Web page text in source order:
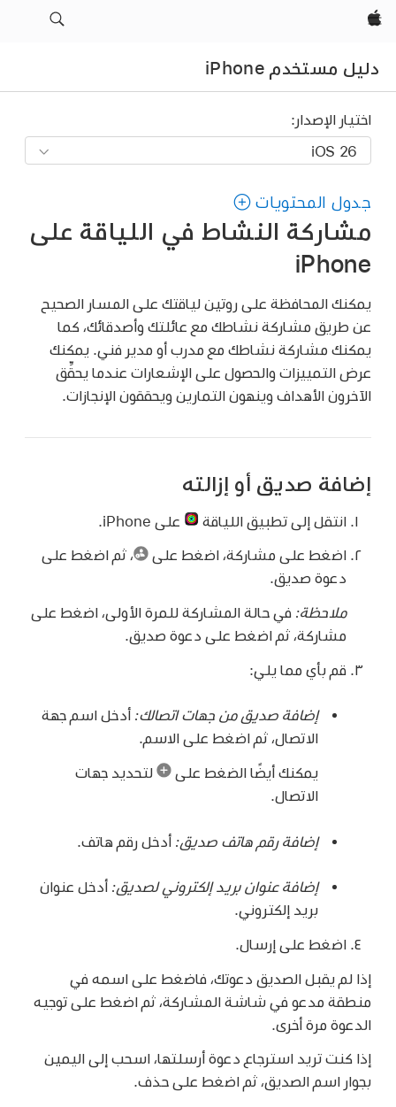
Apple‏
دليل مستخدم iPhone
اختيار الإصدار:
جدول المحتويات
مشاركة النشاط في اللياقة على
iPhone
يمكنك المحافظة على روتين لياقتك على المسار الصحيح
عن طريق مشاركة نشاطك مع عائلتك وأصدقائك، كما
يمكنك مشاركة نشاطك مع مدرب أو مدير فني. يمكنك
عرض التمييزات والحصول على الإشعارات عندما يحقِّق
الآخرون الأهداف وينهون التمارين ويحققون الإنجازات.
إضافة صديق أو إزالته
انتقل إلى تطبيق اللياقة على iPhone.
اضغط على مشاركة، اضغط على ،ثم اضغط على
دعوة صديق.
ملاحظة:في حالة المشاركة للمرة الأولى، اضغط على
مشاركة، ثم اضغط على دعوة صديق.
قم بأي مما يلي:
إضافة صديق من جهات اتصالك:أدخل اسم جهة
الاتصال، ثم اضغط على الاسم.
يمكنك أيضًا الضغط على
لتحديد جهات
الاتصال.
إضافة رقم هاتف صديق:أدخل رقم هاتف.
إضافة عنوان بريد إلكتروني لصديق:أدخل عنوان
بريد إلكتروني.
اضغط على إرسال.
إذا لم يقبل الصديق دعوتك، فاضغط على اسمه في
منطقة مدعو في شاشة المشاركة، ثم اضغط على توجيه
الدعوة مرة أخرى.
إذا كنت تريد استرجاع دعوة أرسلتها، اسحب إلى اليمين
بجوار اسم الصديق، ثم اضغط على حذف.